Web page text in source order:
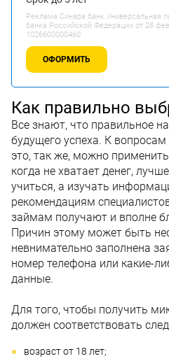
Реклама Синара банк.Универсальная
банка Российской Федерации от 28
1026600000460
ОФОРМИТЬ
Как правильно
Все знают, что правильное
будущего успеха. К
это, так же, можно
когда не хватает денег,
учиться, а изучать
рекомендациям
займам получают и вполне
Причин этому может быть
невнимательно заполнена
номер телефона или какие-
данные.
Для того, чтобы получить
должен соответствовать
возраст от 18 лет;